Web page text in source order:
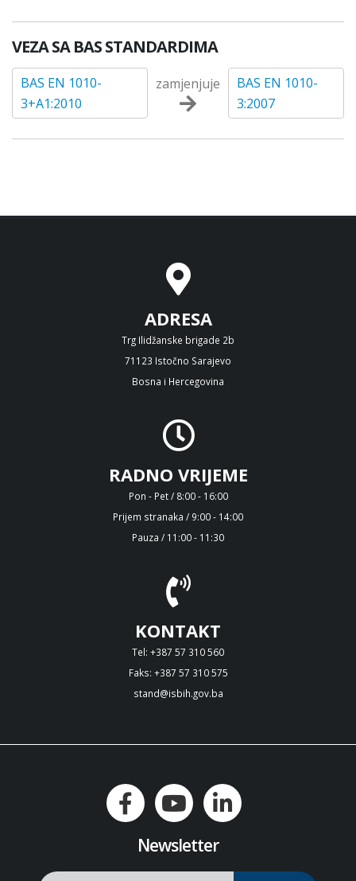
VEZA SA BAS STANDARDIMA
BAS EN 1010-
3+A1:2010
zamjenjuje
BAS EN 1010-
3:2007
ADRESA
Trg Ilidžanske brigade 2b
71123 Istočno Sarajevo
Bosna i Hercegovina
RADNO VRIJEME
Pon - Pet / 8:00 - 16:00
Prijem stranaka / 9:00 - 14:00
Pauza / 11:00 - 11:30
KONTAKT
Tel: +387 57 310 560
Faks: +387 57 310 575
stand@isbih.gov.ba
Newsletter